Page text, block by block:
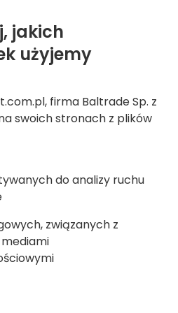
mnie o dostępności
jakich
użyjemy
firma Baltrade Sp. z
swoich stronach z plików
do analizy ruchu
związanych z